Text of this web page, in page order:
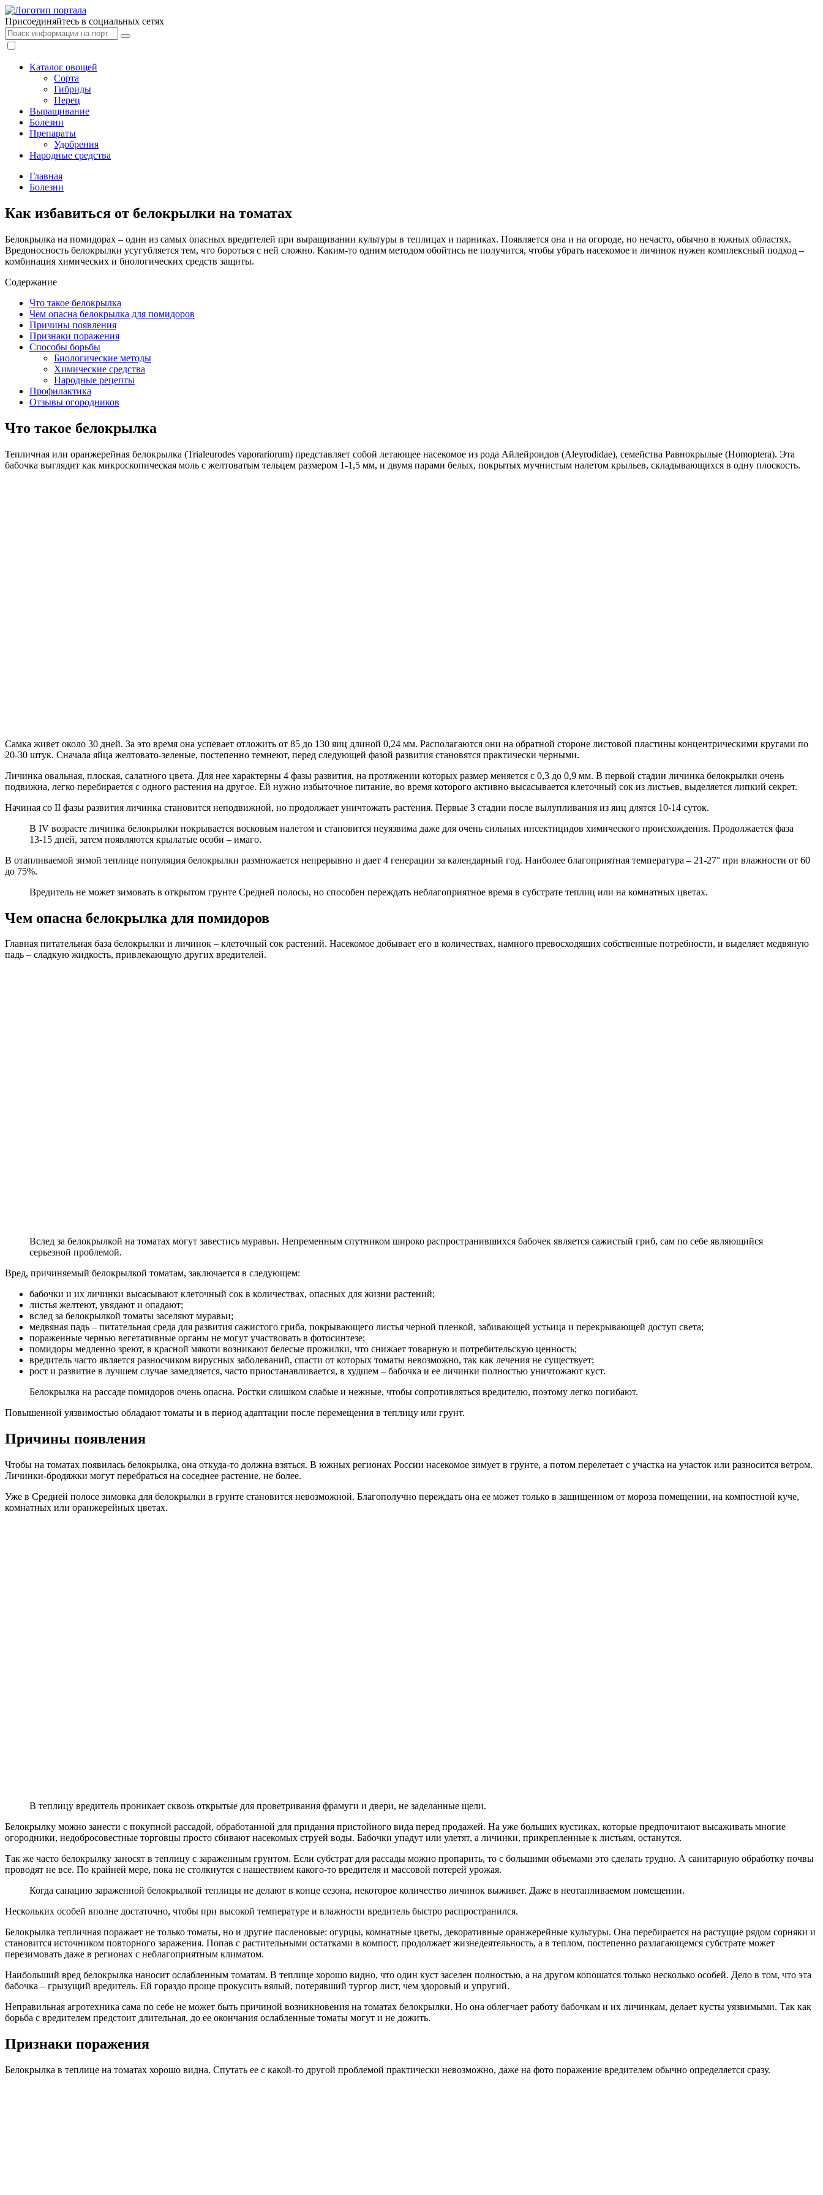
Присоединяйтесь в социальных сетях
Каталог овощей
Сорта
Гибриды
Перец
Выращивание
Болезни
Препараты
Удобрения
Народные средства
Главная
Болезни
Как избавиться от белокрылки на томатах
Белокрылка на помидорах – один из самых опасных вредителей при выращивании культуры в теплицах и парниках. Появляется она и на огороде, но нечасто, обычно в южных областях.
Вредоносность белокрылки усугубляется тем, что бороться с ней сложно. Каким-то одним методом обойтись не получится, чтобы убрать насекомое и личинок нужен комплексный подход –
комбинация химических и биологических средств защиты.
Содержание
Что такое белокрылка
Чем опасна белокрылка для помидоров
Причины появления
Признаки поражения
Способы борьбы
Биологические методы
Химические средства
Народные рецепты
Профилактика
Отзывы огородников
Что такое белокрылка
Тепличная или оранжерейная белокрылка (Trialeurodes vaporariorum) представляет собой летающее насекомое из рода Айлейроидов (Aleyrodidae), семейства Равнокрылые (Homoptera). Эта
бабочка выглядит как микроскопическая моль с желтоватым тельцем размером 1-1,5 мм, и двумя парами белых, покрытых мучнистым налетом крыльев, складывающихся в одну плоскость.
Самка живет около 30 дней. За это время она успевает отложить от 85 до 130 яиц длиной 0,24 мм. Располагаются они на обратной стороне листовой пластины концентрическими кругами по
20-30 штук. Сначала яйца желтовато-зеленые, постепенно темнеют, перед следующей фазой развития становятся практически черными.
Личинка овальная, плоская, салатного цвета. Для нее характерны 4 фазы развития, на протяжении которых размер меняется с 0,3 до 0,9 мм. В первой стадии личинка белокрылки очень
подвижна, легко перебирается с одного растения на другое. Ей нужно избыточное питание, во время которого активно высасывается клеточный сок из листьев, выделяется липкий секрет.
Начиная со II фазы развития личинка становится неподвижной, но продолжает уничтожать растения. Первые 3 стадии после вылупливания из яиц длятся 10-14 суток.
В IV возрасте личинка белокрылки покрывается восковым налетом и становится неуязвима даже для очень сильных инсектицидов химического происхождения. Продолжается фаза
13-15 дней, затем появляются крылатые особи – имаго.
В отапливаемой зимой теплице популяция белокрылки размножается непрерывно и дает 4 генерации за календарный год. Наиболее благоприятная температура – 21-27° при влажности от 60
до 75%.
Вредитель не может зимовать в открытом грунте Средней полосы, но способен переждать неблагоприятное время в субстрате теплиц или на комнатных цветах.
Чем опасна белокрылка для помидоров
Главная питательная база белокрылки и личинок – клеточный сок растений. Насекомое добывает его в количествах, намного превосходящих собственные потребности, и выделяет медвяную
падь – сладкую жидкость, привлекающую других вредителей.
Вслед за белокрылкой на томатах могут завестись муравьи. Непременным спутником широко распространившихся бабочек является сажистый гриб, сам по себе являющийся
серьезной проблемой.
Вред, причиняемый белокрылкой томатам, заключается в следующем:
бабочки и их личинки высасывают клеточный сок в количествах, опасных для жизни растений;
листья желтеют, увядают и опадают;
вслед за белокрылкой томаты заселяют муравьи;
медвяная падь – питательная среда для развития сажистого гриба, покрывающего листья черной пленкой, забивающей устьица и перекрывающей доступ света;
пораженные чернью вегетативные органы не могут участвовать в фотосинтезе;
помидоры медленно зреют, в красной мякоти возникают белесые прожилки, что снижает товарную и потребительскую ценность;
вредитель часто является разносчиком вирусных заболеваний, спасти от которых томаты невозможно, так как лечения не существует;
рост и развитие в лучшем случае замедляется, часто приостанавливается, в худшем – бабочка и ее личинки полностью уничтожают куст.
Белокрылка на рассаде помидоров очень опасна. Ростки слишком слабые и нежные, чтобы сопротивляться вредителю, поэтому легко погибают.
Повышенной уязвимостью обладают томаты и в период адаптации после перемещения в теплицу или грунт.
Причины появления
Чтобы на томатах появилась белокрылка, она откуда-то должна взяться. В южных регионах России насекомое зимует в грунте, а потом перелетает с участка на участок или разносится ветром.
Личинки-бродяжки могут перебраться на соседнее растение, не более.
Уже в Средней полосе зимовка для белокрылки в грунте становится невозможной. Благополучно переждать она ее может только в защищенном от мороза помещении, на компостной куче,
комнатных или оранжерейных цветах.
В теплицу вредитель проникает сквозь открытые для проветривания фрамуги и двери, не заделанные щели.
Белокрылку можно занести с покупной рассадой, обработанной для придания пристойного вида перед продажей. На уже больших кустиках, которые предпочитают высаживать многие
огородники, недобросовестные торговцы просто сбивают насекомых струей воды. Бабочки упадут или улетят, а личинки, прикрепленные к листьям, останутся.
Так же часто белокрылку заносят в теплицу с зараженным грунтом. Если субстрат для рассады можно пропарить, то с большими объемами это сделать трудно. А санитарную обработку почвы
проводят не все. По крайней мере, пока не столкнутся с нашествием какого-то вредителя и массовой потерей урожая.
Когда санацию зараженной белокрылкой теплицы не делают в конце сезона, некоторое количество личинок выживет. Даже в неотапливаемом помещении.
Нескольких особей вполне достаточно, чтобы при высокой температуре и влажности вредитель быстро распространился.
Белокрылка тепличная поражает не только томаты, но и другие пасленовые: огурцы, комнатные цветы, декоративные оранжерейные культуры. Она перебирается на растущие рядом сорняки и
становится источником повторного заражения. Попав с растительными остатками в компост, продолжает жизнедеятельность, а в теплом, постепенно разлагающемся субстрате может
перезимовать даже в регионах с неблагоприятным климатом.
Наибольший вред белокрылка наносит ослабленным томатам. В теплице хорошо видно, что один куст заселен полностью, а на другом копошатся только несколько особей. Дело в том, что эта
бабочка – грызущий вредитель. Ей гораздо проще прокусить вялый, потерявший тургор лист, чем здоровый и упругий.
Неправильная агротехника сама по себе не может быть причиной возникновения на томатах белокрылки. Но она облегчает работу бабочкам и их личинкам, делает кусты уязвимыми. Так как
борьба с вредителем предстоит длительная, до ее окончания ослабленные томаты могут и не дожить.
Признаки поражения
Белокрылка в теплице на томатах хорошо видна. Спутать ее с какой-то другой проблемой практически невозможно, даже на фото поражение вредителем обычно определяется сразу.